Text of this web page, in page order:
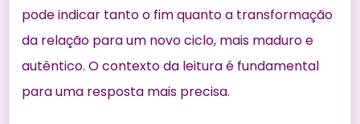
pode indicar tanto o fim quanto a transformação
da relação para um novo ciclo, mais maduro e
autêntico. O contexto da leitura é fundamental
para uma resposta mais precisa.